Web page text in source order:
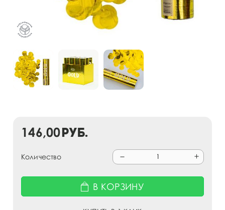
146,00руб.
Количество
В КОРЗИНУ